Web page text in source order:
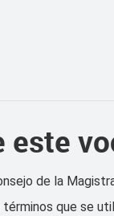
este
de la
que se